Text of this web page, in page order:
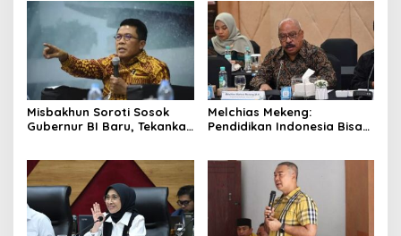
Misbakhun Soroti Sosok
Gubernur BI Baru, Tekankan
Melchias Mekeng:
Pendidikan Indonesia Bisa